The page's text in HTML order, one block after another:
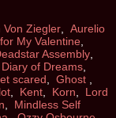
Von Ziegler
Aurelio
My Valentine
Assembly,
Diary of Dreams,
scared Ghost
Kent Korn
Lord
Mindless Self